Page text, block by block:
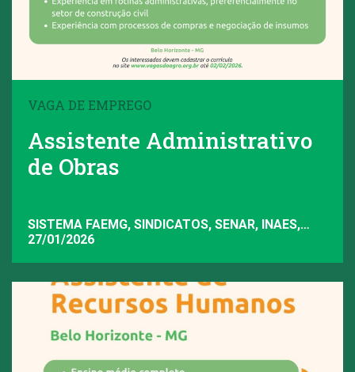
VAGA DE EMPREGO
Assistente Administrativo
de Obras
SISTEMA FAEMG, SINDICATOS, SENAR, INAES,
FAEMG
27/01/2026